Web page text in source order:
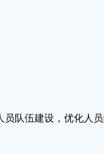
队伍建设，优化人